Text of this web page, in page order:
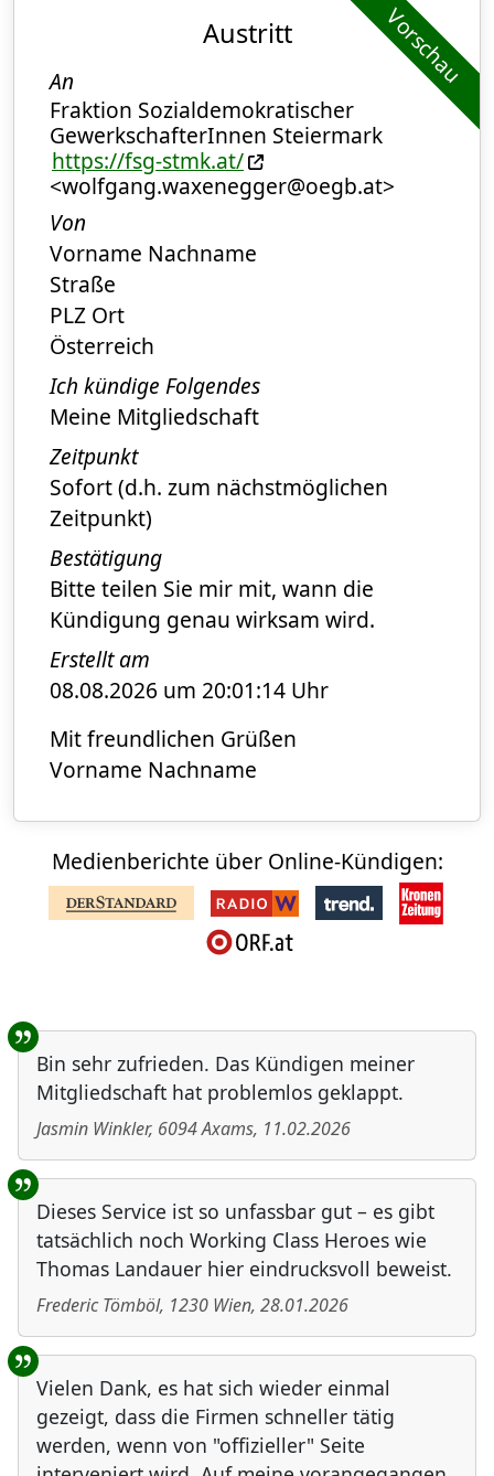
Vorschau
Austritt
An
Fraktion Sozialdemokratischer
GewerkschafterInnen Steiermark
https://fsg-stmk.at/
<wolfgang.waxenegger@oegb.at>
Von
Vorname Nachname
Straße
PLZ Ort
Österreich
Ich kündige Folgendes
Meine Mitgliedschaft
Zeitpunkt
Sofort (d.h. zum nächstmöglichen
Zeitpunkt)
Bestätigung
Bitte teilen Sie mir mit, wann die
Kündigung genau wirksam wird.
Erstellt am
08.08.2026 um 20:01:14 Uhr
Mit freundlichen Grüßen
Vorname Nachname
Medienberichte über Online-Kündigen:
Benutzer-Rückmeldungen
Bin sehr zufrieden. Das Kündigen meiner
Mitgliedschaft hat problemlos geklappt.
Jasmin Winkler, 6094Axams, 11.02.2026
Dieses Service ist so unfassbar gut – es gibt
tatsächlich noch Working Class Heroes wie
Thomas Landauer hier eindrucksvoll beweist.
Frederic Tömböl, 1230 Wien, 28.01.2026
Vielen Dank, es hat sich wieder einmal
gezeigt, dass die Firmen schneller tätig
werden, wenn von "offizieller" Seite